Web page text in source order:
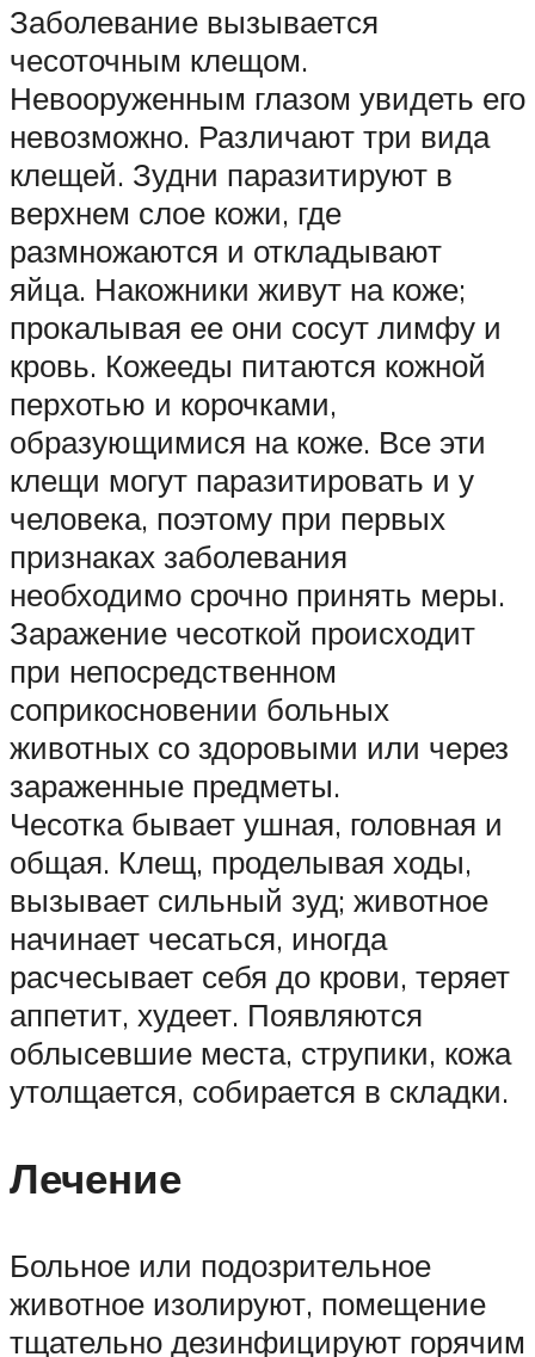
Заболевание вызывается
чесоточным клещом.
Невооруженным глазом увидеть его
невозможно. Различают три вида
клещей. Зудни паразитируют в
верхнем слое кожи, где
размножаются и откладывают
яйца. Накожники живут на коже;
прокалывая ее они сосут лимфу и
кровь. Кожееды питаются кожной
перхотью и корочками,
образующимися на коже. Все эти
клещи могут паразитировать и у
человека, поэтому при первых
признаках заболевания
необходимо срочно принять меры.
Заражение чесоткой происходит
при непосредственном
соприкосновении больных
животных со здоровыми или через
зараженные предметы.
Чесотка бывает ушная, головная и
общая. Клещ, проделывая ходы,
вызывает сильный зуд; животное
начинает чесаться, иногда
расчесывает себя до крови, теряет
аппетит, худеет. Появляются
облысевшие места, струпики, кожа
утолщается, собирается в складки.
Лечение
Больное или подозрительное
животное изолируют, помещение
тщательно дезинфицируют горячим